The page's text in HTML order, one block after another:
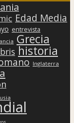
Edad Media
entrevista
Grecia
historia
Inglaterra